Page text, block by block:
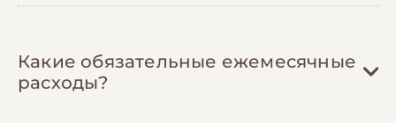
Какие обязательные ежемесячные
расходы?